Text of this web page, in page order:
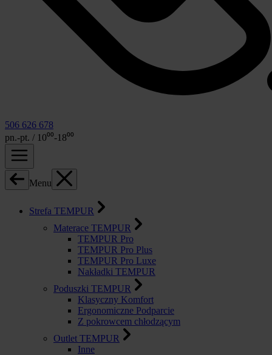
506 626 678
pn.-pt. / 10⁰⁰-18⁰⁰
Menu
Strefa TEMPUR
Materace TEMPUR
TEMPUR Pro
TEMPUR Pro Plus
TEMPUR Pro Luxe
Nakładki TEMPUR
Poduszki TEMPUR
Klasyczny Komfort
Ergonomiczne Podparcie
Z pokrowcem chłodzącym
Outlet TEMPUR
Inne